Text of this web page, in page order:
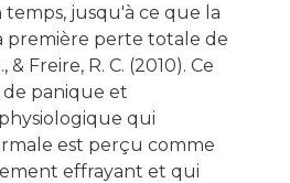
jusqu'à ce que la
première perte totale de
Freire, R. C. (2010). Ce
panique et
qui
est perçu comme
effrayant et qui